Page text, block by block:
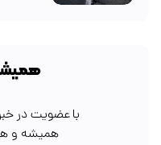
با عضویت در
همیشه و